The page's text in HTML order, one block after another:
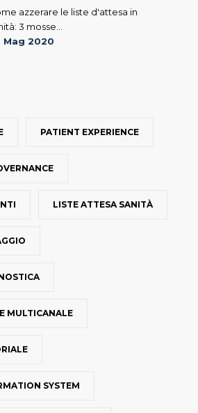
azzerare le liste d'attesa in
3 mosse...
Mag 2020
PATIENT EXPERIENCE
LISTE ATTESA SANITÀ
MULTICANALE
SYSTEM